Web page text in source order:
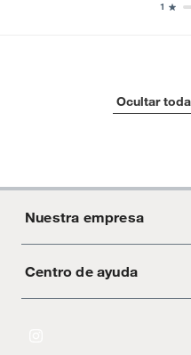
1
Ocultar
Nuestra empresa
Acerca de Crate
Centro de ayuda